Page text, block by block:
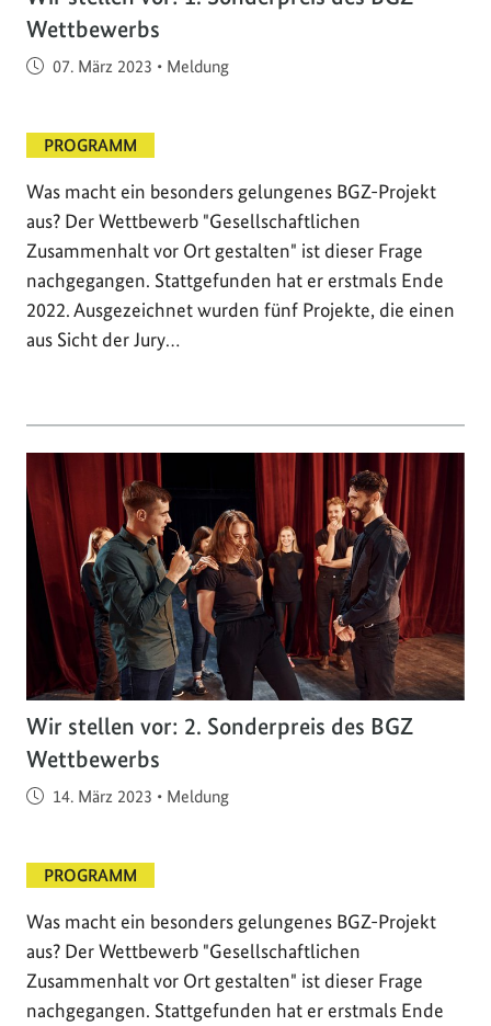
Wettbewerbs
Veröffentlicht am
07. März 2023 • Meldung
PROGRAMM
Was macht ein besonders gelungenes BGZ-Projekt
aus? Der Wettbewerb "Gesellschaftlichen
Zusammenhalt vor Ort gestalten" ist dieser Frage
nachgegangen. Stattgefunden hat er erstmals Ende
2022. Ausgezeichnet wurden fünf Projekte, die einen
aus Sicht der Jury…
Wir stellen vor: 2. Sonderpreis des BGZ
Wettbewerbs
Veröffentlicht am
14. März 2023 • Meldung
PROGRAMM
Was macht ein besonders gelungenes BGZ-Projekt
aus? Der Wettbewerb "Gesellschaftlichen
Zusammenhalt vor Ort gestalten" ist dieser Frage
nachgegangen. Stattgefunden hat er erstmals Ende